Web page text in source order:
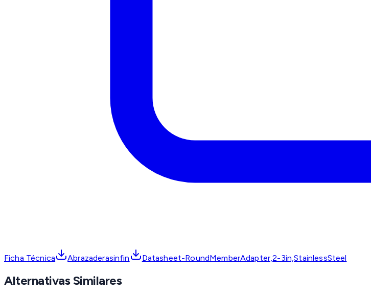
Ficha Técnica Abrazaderasinfin Datasheet-RoundMemberAdapter,2-3in,StainlessSteel
Alternativas Similares